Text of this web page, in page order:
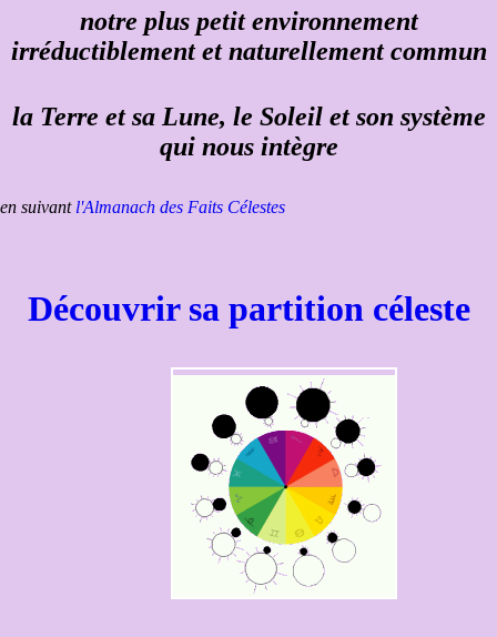
notre plus petit environnement
irréductiblement et naturellement commun
la Terre et sa Lune, le Soleil et son système
qui nous intègre
en suivant l'Almanach des Faits Célestes
Découvrir sa partition céleste